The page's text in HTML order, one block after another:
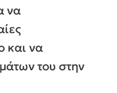
να
και να
του στην